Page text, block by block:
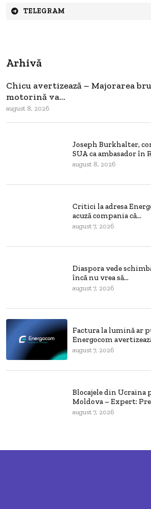
TELEGRAM
Arhivă
Chicu avertizează – Majorarea
motorină va...
august 8, 2026
Joseph Burkhalter,
SUA ca ambasador în
august 8, 2026
Critici la adresa
acuză compania că...
august 7, 2026
Diaspora vede
încă nu vrea să...
august 7, 2026
Factura la lumină ar
Energocom
august 7, 2026
Blocajele din Ucraina
Moldova – Expert:
august 7, 2026